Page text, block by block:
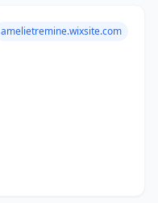
amelietremine.wixsite.com